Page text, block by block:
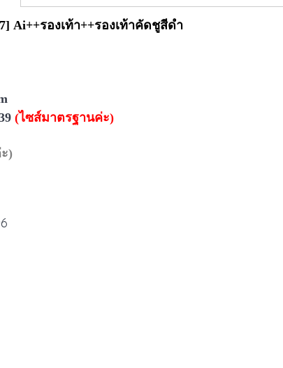
Ai++รองเท้า++รองเท้าคัดชูสีดำ
(ไซส์มาตรฐานค่ะ)
)